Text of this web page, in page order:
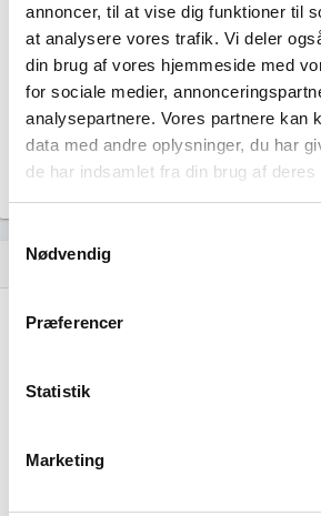
annoncer, til at vise dig funktioner til
at analysere vores trafik. Vi deler
din brug af vores hjemmeside med
for sociale medier,
analysepartnere. Vores partnere kan
data med andre oplysninger, du har
de har indsamlet fra din brug af deres
Nødvendig
Præferencer
Statistik
Marketing
Wilke A/S har ingen
hourglass_empty Historisk udvikling af rollerne
hourglass_full 11. maj, 2026
Rait Group OÜ tiltrådte som ejer
hourglass_full 12. maj, 2025